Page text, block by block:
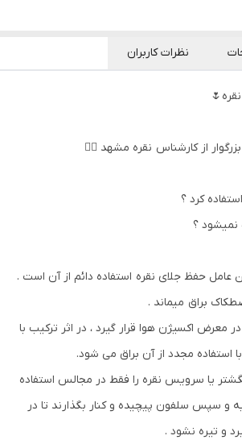
نظرات کاربران
از کارشناس نقره مشهد 👇🏻
کرد ؟
نمیشود ؟
عامل حفظ جلای نقره استفاده دائم از آن است .
براق میماند .
معرض اکسیژن هوا قرار گیرد ، در اثر ترکیب با
استفاده مجدد از آن براق می شود.
یا سرویس نقره را فقط در مجالس استفاده
و سپس سلفون پیچیده و کنار بگذارند تا در
و تیره نشود .